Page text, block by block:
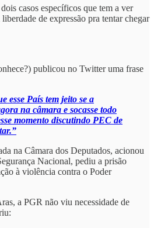
casos específicos que tem a ver
de expressão pra tentar chegar
publicou no Twitter uma frase
esse País tem jeito se a
na câmara e socasse todo
momento discutindo PEC de
na Câmara dos Deputados, acionou
Nacional, pediu a prisão
à violência contra o Poder
a PGR não viu necessidade de